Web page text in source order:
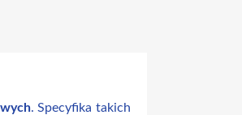
. Specyfika takich